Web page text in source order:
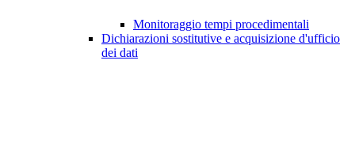
Monitoraggio tempi procedimentali
Dichiarazioni sostitutive e acquisizione d'ufficio
dei dati